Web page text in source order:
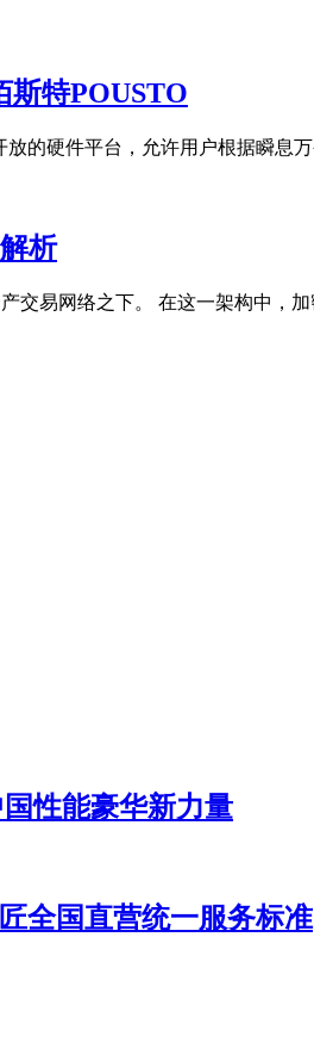
斯特POUSTO
的硬件平台，允许用户根据瞬息
析
易网络之下。 在这一架构中，
性能豪华新力量
全国直营统一服务标准